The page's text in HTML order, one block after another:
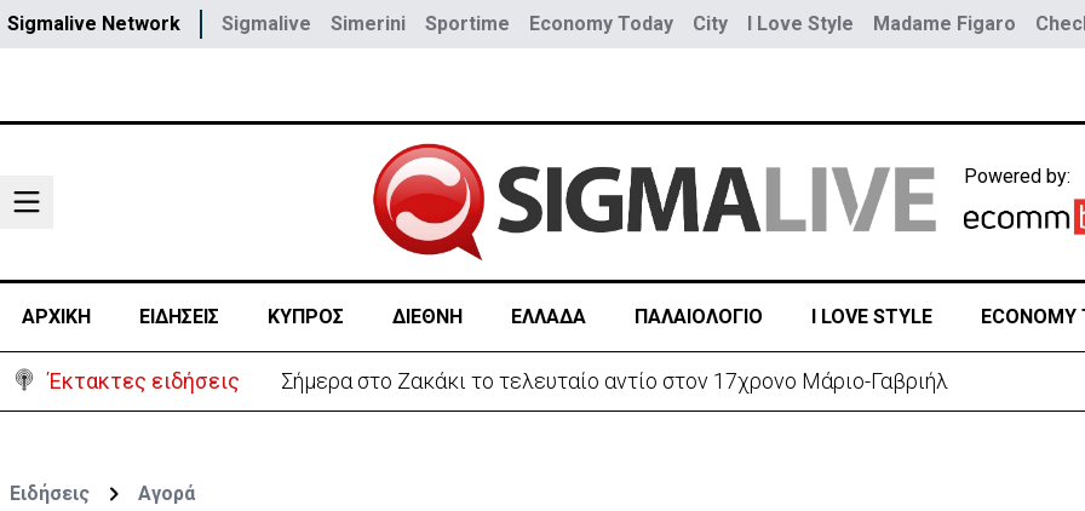
Sigmalive Network Sigmalive Simerini Sportime Economy Today City I Love Style Madame Figaro
Powered by:
ΑΡΧΙΚΗ ΕΙΔΗΣΕΙΣ ΚΥΠΡΟΣ ΔΙΕΘΝΗ ΕΛΛΑΔΑ ΠΑΛΑΙΟΛΟΓΙΟ I LOVE STYLE ECONOMY
Έκτακτες ειδήσεις Σήμερα στο Ζακάκι το τελευταίο αντίο στον 17χρονο Μάριο-Γαβριήλ
Ειδήσεις Αγορά